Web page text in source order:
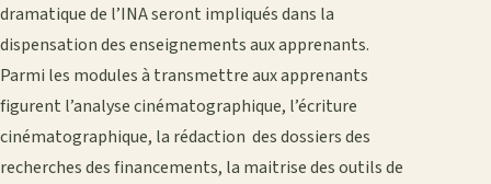
dramatique de l’INA seront impliqués dans la
dispensation des enseignements aux apprenants.
Parmi les modules à transmettre aux apprenants
figurent l’analyse cinématographique, l’écriture
cinématographique, la rédaction des dossiers des
recherches des financements, la maitrise des outils de